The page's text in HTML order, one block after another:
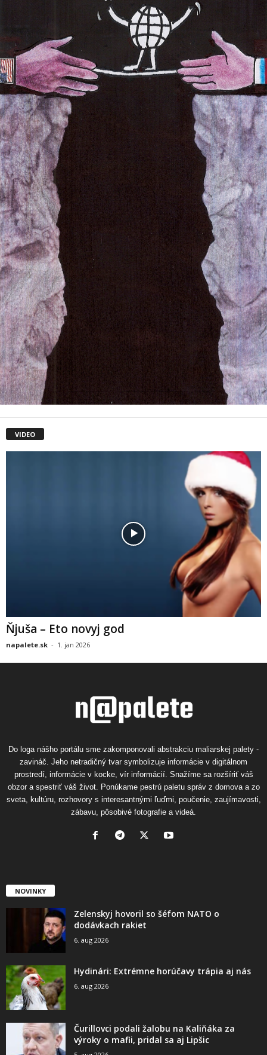
VIDEO
Ňjuša – Eto novyj god
napalete.sk - 1. jan 2026
Do loga nášho portálu sme zakomponovali abstrakciu maliarskej palety -
zavináč. Jeho netradičný tvar symbolizuje informácie v digitálnom
prostredí, informácie v kocke, vír informácií. Snažíme sa rozšíriť váš
obzor a spestriť váš život. Ponúkame pestrú paletu správ z domova a zo
sveta, kultúru, rozhovory s interesantnými ľuďmi, poučenie, zaujímavosti,
zábavu, pôsobivé fotografie a videá.
NOVINKY
Zelenskyj hovoril so šéfom NATO o
dodávkach rakiet
6. aug 2026
Hydinári: Extrémne horúčavy trápia aj nás
6. aug 2026
Čurillovci podali žalobu na Kaliňáka za
výroky o mafii, pridal sa aj Lipšic